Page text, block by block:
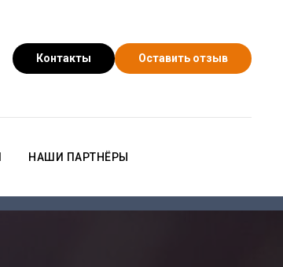
Контакты Оставить отзыв
НАШИ ПАРТНЁРЫ